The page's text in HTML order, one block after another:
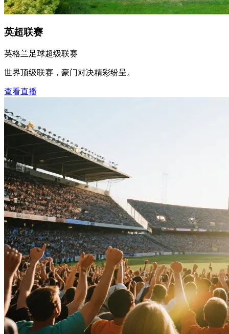
英超联赛
英格兰足球超级联赛
世界顶级联赛，豪门对决精彩纷呈。
查看直播